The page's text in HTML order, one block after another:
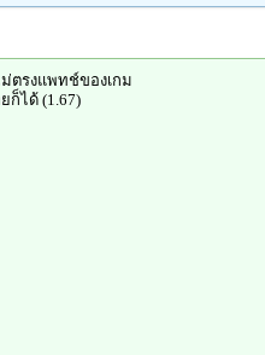
ม่ตรงแพทช์ของเกม
ก็ได้ (1.67)